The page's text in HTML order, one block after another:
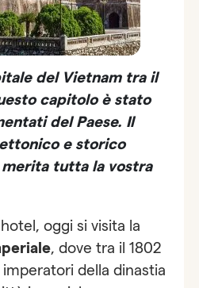
del Vietnam tra il
capitolo è stato
del Paese. Il
e storico
tutta la vostra
oggi si visita la
, dove tra il 1802
imperatori della dinastia